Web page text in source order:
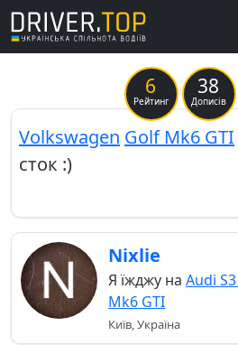
6
Рейтинг
38
Дописів
Volkswagen Golf Mk6 GTI
сток :)
Nixlie
Я їжджу на Audi
Mk6 GTI
Київ, Україна